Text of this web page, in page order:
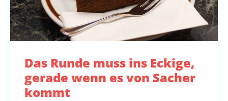
Das Runde muss ins Eckige,
gerade wenn es von Sacher
kommt